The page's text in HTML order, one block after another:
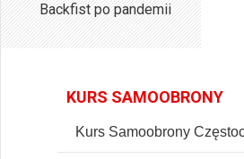
Backfist po pandemii
KURS SAMOOBRONY
Kurs Samoobrony